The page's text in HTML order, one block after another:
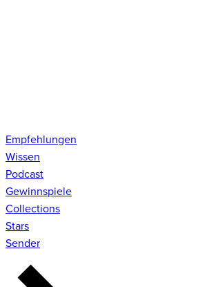
Empfehlungen
Wissen
Podcast
Gewinnspiele
Collections
Stars
Sender